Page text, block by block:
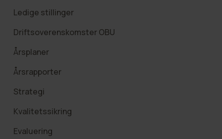
Ledige stillinger
Driftsoverenskomster OBU
Årsplaner
Årsrapporter
Strategi
Kvalitetssikring
Evaluering